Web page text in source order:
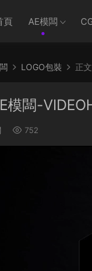
頁 AE模闆
LOGO包裝 正文
模闆-
752